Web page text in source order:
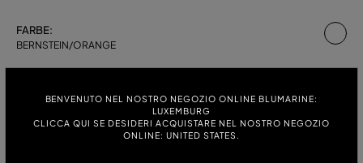
BENVENUTO NEL NOSTRO NEGOZIO ONLINE BLUMARINE:
LUXEMBURG
CLICCA QUI SE DESIDERI ACQUISTARE NEL NOSTRO NEGOZIO
ONLINE: UNITED STATES.
FARBE:
BERNSTEIN/ORANGE
40 42